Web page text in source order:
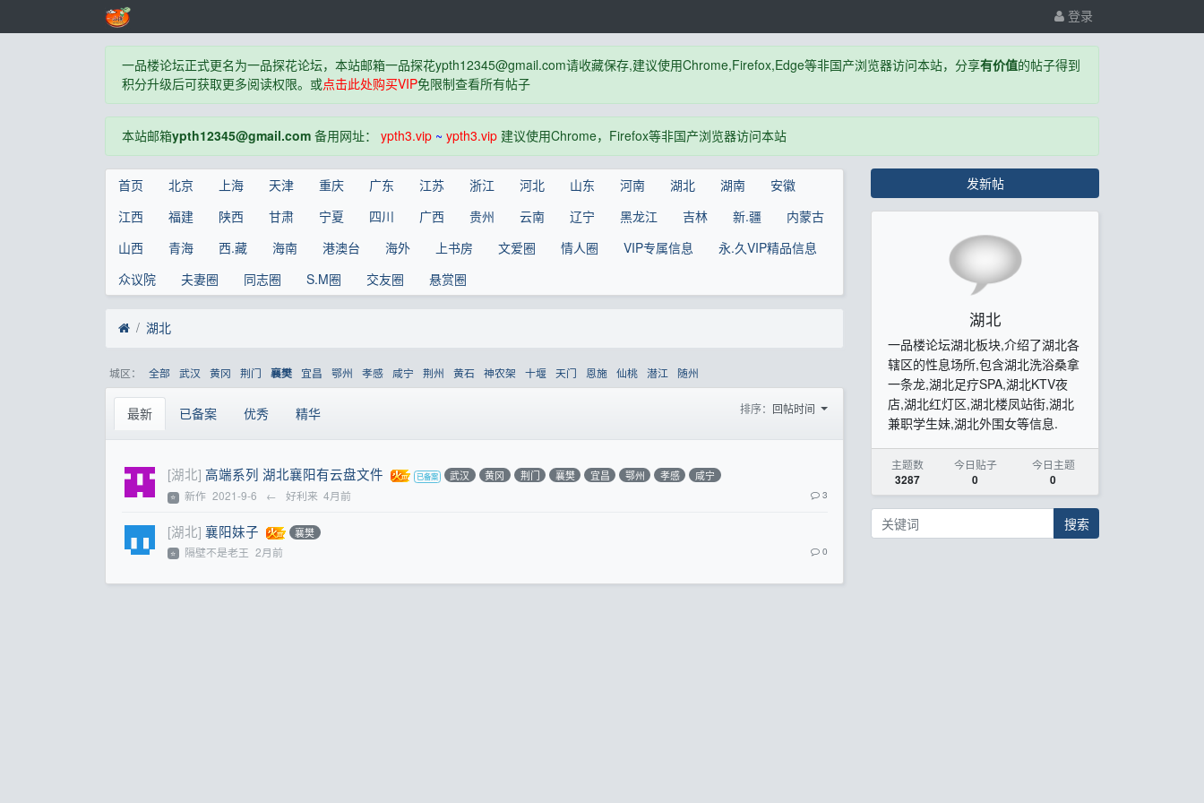
登录
一品楼论坛正式更名为一品探花论坛，本站邮箱一品探花ypth12345@gmail.com请收藏保存,建议使用Chrome,Firefox,Edge等非国产浏览器访问本站，分享有价值的帖子得到
积分升级后可获取更多阅读权限。或点击此处购买VIP免限制查看所有帖子
本站邮箱ypth12345@gmail.com备用网址： ypth3.vip~ ypth3.vip建议使用Chrome，Firefox等非国产浏览器访问本站
首页 北京 上海 天津 重庆 广东 江苏 浙江 河北 山东 河南 湖北 湖南
安徽
江西
福建 陕西 甘肃 宁夏 四川 广西 贵州 云南 辽宁 黑龙江 吉林 新.疆
内蒙古
山西
青海 西.藏 海南 港澳台 海外 上书房 文爱圈 情人圈 VIP专属信息
永.久VIP精品信息
众议院
夫妻圈 同志圈 S.M圈 交友圈 悬赏圈
湖北
城区： 全部 武汉 黄冈 荆门 襄樊 宜昌 鄂州 孝感 咸宁 荆州 黄石 神农架 十堰 天门 恩施 仙桃 潜江 随州
最新 已备案 优秀 精华 排序： 回帖时间
[湖北] 高端系列 湖北襄阳有云盘文件 武汉 黄冈 荆门 襄樊 宜昌 鄂州 孝感 咸宁
⭐ 新作 2021-9-6 ← 好利来 4月前 3
[湖北] 襄阳妹子 襄樊
⭐ 隔壁不是老王 2月前 0
发新帖
湖北
一品楼论坛湖北板块,介绍了湖北各
辖区的性息场所,包含湖北洗浴桑拿
一条龙,湖北足疗SPA,湖北KTV夜
店,湖北红灯区,湖北楼凤站街,湖北
兼职学生妹,湖北外围女等信息.
主题数
3287
今日贴子
0
今日主题
0
搜索